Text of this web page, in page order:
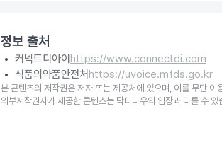
정보 출처
커넥트디아이 https://www.connectdi.com
식품의약품안전처 https://uvoice.mfds.go.kr
본 콘텐츠의 저작권은 저자 또는 제공처에 있으며, 이를 무단
외부저작권자가 제공한 콘텐츠는 닥터나우의 입장과 다를 수 있